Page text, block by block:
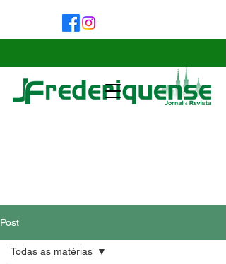
Post
Todas as matérias